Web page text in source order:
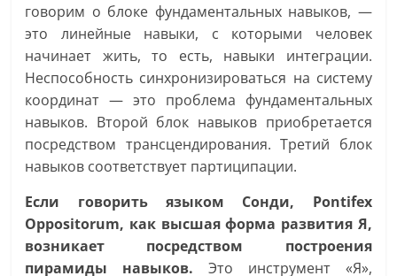
говорим о блоке фундаментальных навыков, —
это линейные навыки, с которыми человек
начинает жить, то есть, навыки интеграции.
Неспособность синхронизироваться на систему
координат — это проблема фундаментальных
навыков. Второй блок навыков приобретается
посредством трансцендирования. Третий блок
навыков соответствует партиципации.
Если говорить языком Сонди, Pontifex
Oppositorum, как высшая форма развития Я,
возникает посредством построения
пирамиды навыков. Это инструмент «Я»,